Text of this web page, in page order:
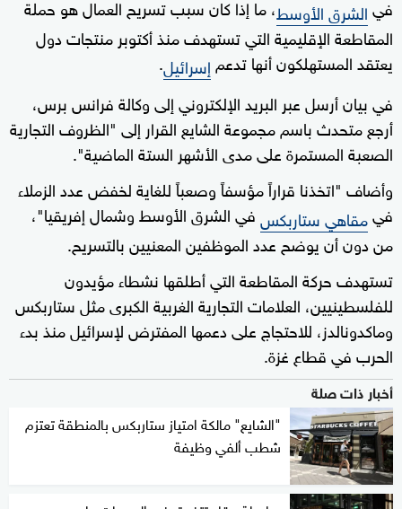
فيالشرق الأوسط، ما إذا كان سبب تسريح العمال هو حملة
المقاطعة الإقليمية التي تستهدف منذ أكتوبر منتجات دول
يعتقد المستهلكون أنها تدعم إسرائيل.
في بيان أرسل عبر البريد الإلكتروني إلى وكالة فرانس برس،
أرجع متحدث باسم مجموعة الشايع القرار إلى "الظروف التجارية
الصعبة المستمرة على مدى الأشهر الستة الماضية".
وأضاف "اتخذنا قراراً مؤسفاً وصعباً للغاية لخفض عدد الزملاء
فيمقاهي ستاربكسفي الشرق الأوسط وشمال إفريقيا"،
من دون أن يوضح عدد الموظفين المعنيين بالتسريح.
تستهدف حركة المقاطعة التي أطلقها نشطاء مؤيدون
للفلسطينيين، العلامات التجارية الغربية الكبرى مثل ستاربكس
وماكدونالدز، للاحتجاج على دعمها المفترض لإسرائيل منذ بدء
الحرب في قطاع غزة.
أخبار ذات صلة
"الشايع" مالكة امتياز ستاربكس بالمنطقة تعتزم
شطب ألفي وظيفة